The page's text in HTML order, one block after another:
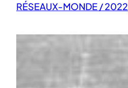
RÉSEAUX-MONDE / 2022